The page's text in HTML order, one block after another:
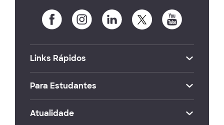
Links Rápidos
Para Estudantes
Atualidade